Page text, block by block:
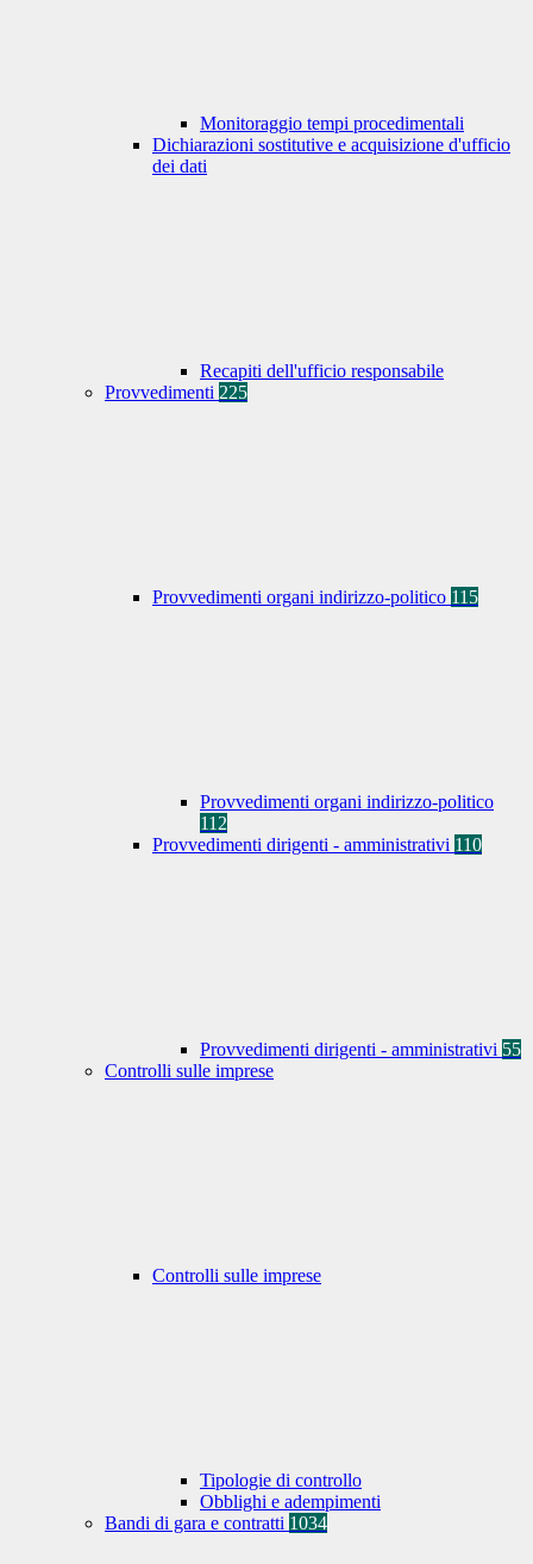
Monitoraggio tempi procedimentali
Dichiarazioni sostitutive e acquisizione d'ufficio
dei dati
Recapiti dell'ufficio responsabile
Provvedimenti 225
Provvedimenti organi indirizzo-politico 115
Provvedimenti organi indirizzo-politico
112
Provvedimenti dirigenti - amministrativi 110
Provvedimenti dirigenti - amministrativi 55
Controlli sulle imprese
Controlli sulle imprese
Tipologie di controllo
Obblighi e adempimenti
Bandi di gara e contratti 1034